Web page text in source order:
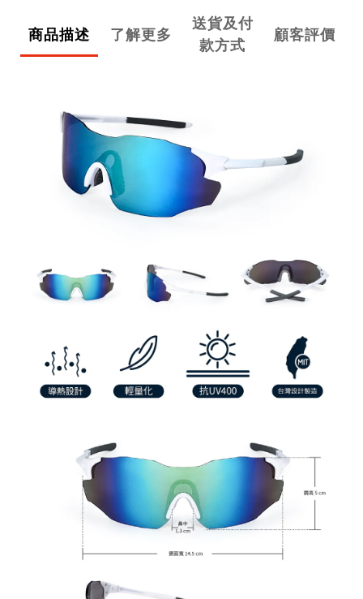
商品描述 了解更多
送貨及付
款方式
顧客評價